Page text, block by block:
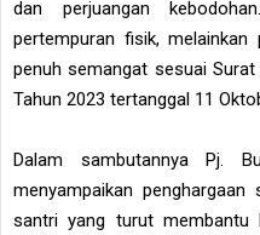
dan perjuangan
pertempuran fisik, melainkan
penuh semangat sesuai
Tahun 2023 tertanggal 11
Dalam sambutannya Pj.
menyampaikan penghargaan
santri yang turut membantu